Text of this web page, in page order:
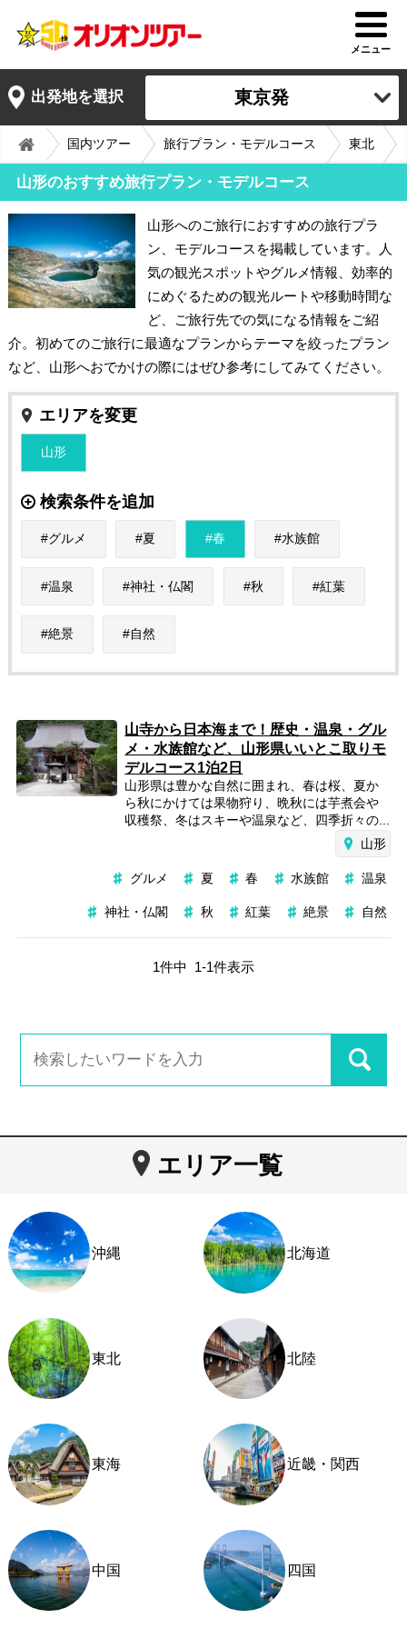
メニュー
出発地を選択 東京発
国内ツアー 旅行プラン・モデルコース 東北
山形のおすすめ旅行プラン・モデルコース
山形へのご旅行におすすめの旅行プラ
ン、モデルコースを掲載しています。人
気の観光スポットやグルメ情報、効率的
にめぐるための観光ルートや移動時間な
ど、ご旅行先での気になる情報をご紹
介。初めてのご旅行に最適なプランからテーマを絞ったプラン
など、山形へおでかけの際にはぜひ参考にしてみてください。
エリアを変更
山形
検索条件を追加
グルメ 夏 春 水族館
温泉 神社・仏閣 秋 紅葉
絶景 自然
山寺から日本海まで！歴史・温泉・グル
メ・水族館など、山形県いいとこ取りモ
デルコース1泊2日
山形県は豊かな自然に囲まれ、春は桜、夏か
ら秋にかけては果物狩り、晩秋には芋煮会や
収穫祭、冬はスキーや温泉など、四季折々の...
山形
グルメ 夏 春 水族館 温泉
神社・仏閣 秋 紅葉 絶景 自然
1件中 1-1件表示
エリア一覧
沖縄 北海道
東北 北陸
東海 近畿・関西
中国 四国